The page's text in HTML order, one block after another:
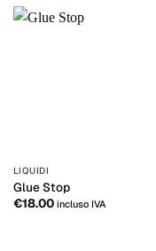
LIQUIDI
Glue Stop
€18.00 incluso IVA